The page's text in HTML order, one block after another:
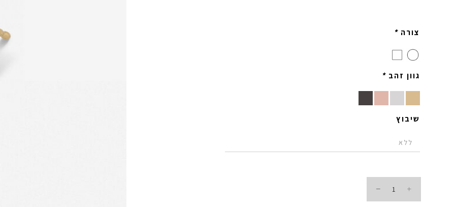
צורה*
גוון זהב*
שיבוץ